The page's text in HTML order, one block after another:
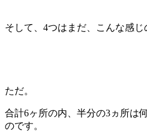
そして、4つはまだ、こんな感じ
ただ。
合計6ヶ所の内、半分の3ヵ所は
のです。